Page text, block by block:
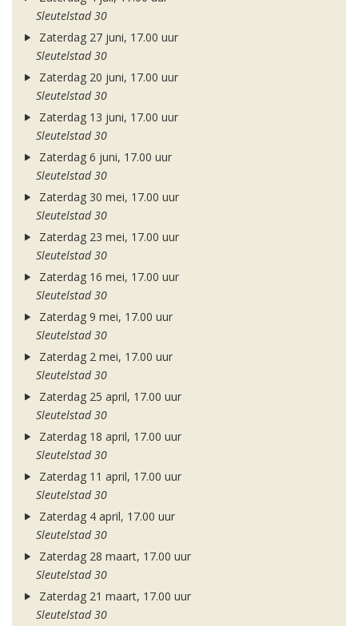
Sleutelstad 30
Zaterdag 27 juni, 17.00 uur
Sleutelstad 30
Zaterdag 20 juni, 17.00 uur
Sleutelstad 30
Zaterdag 13 juni, 17.00 uur
Sleutelstad 30
Zaterdag 6 juni, 17.00 uur
Sleutelstad 30
Zaterdag 30 mei, 17.00 uur
Sleutelstad 30
Zaterdag 23 mei, 17.00 uur
Sleutelstad 30
Zaterdag 16 mei, 17.00 uur
Sleutelstad 30
Zaterdag 9 mei, 17.00 uur
Sleutelstad 30
Zaterdag 2 mei, 17.00 uur
Sleutelstad 30
Zaterdag 25 april, 17.00 uur
Sleutelstad 30
Zaterdag 18 april, 17.00 uur
Sleutelstad 30
Zaterdag 11 april, 17.00 uur
Sleutelstad 30
Zaterdag 4 april, 17.00 uur
Sleutelstad 30
Zaterdag 28 maart, 17.00 uur
Sleutelstad 30
Zaterdag 21 maart, 17.00 uur
Sleutelstad 30